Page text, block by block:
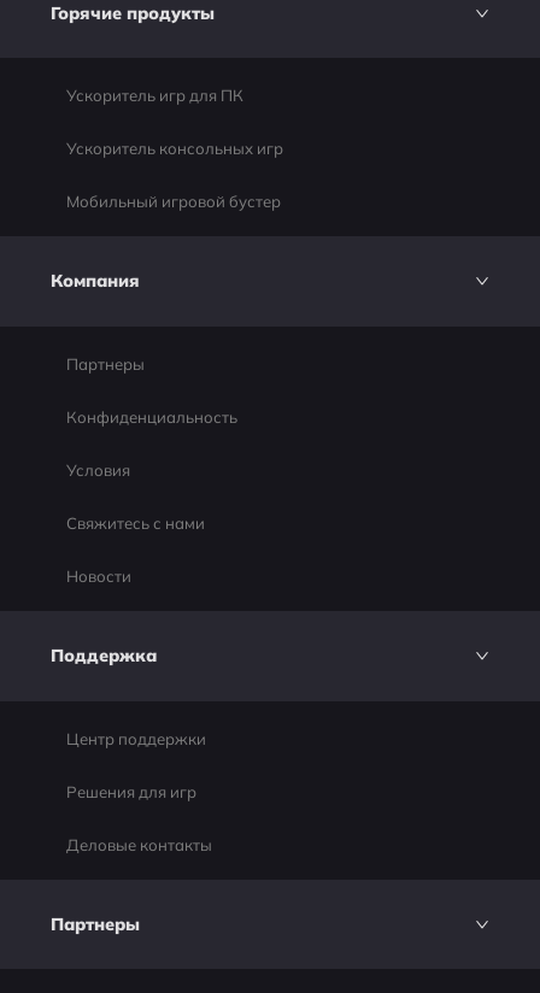
Горячие продукты
Ускоритель игр для ПК
Ускоритель консольных игр
Мобильный игровой бустер
Компания
Партнеры
Конфиденциальность
Условия
Свяжитесь с нами
Новости
Поддержка
Центр поддержки
Решения для игр
Деловые контакты
Партнеры